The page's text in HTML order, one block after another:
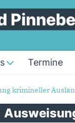
Termine
krimineller